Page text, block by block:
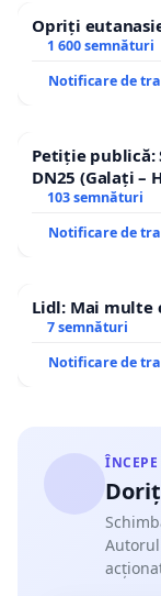
Opriți
1 600 semnături
Notificare de
Petiție
DN25 (Galați –
traseului în
103 semnături
Notificare de
Lidl: Mai multe
7 semnături
Notificare de